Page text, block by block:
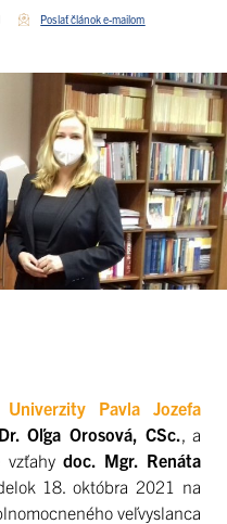
Poslať článok e-mailom
Pavla Jozefa
Oľga Orosová, CSc. , a
vzťahydoc. Mgr. Renáta
18. októbra 2021 na
veľvyslanca